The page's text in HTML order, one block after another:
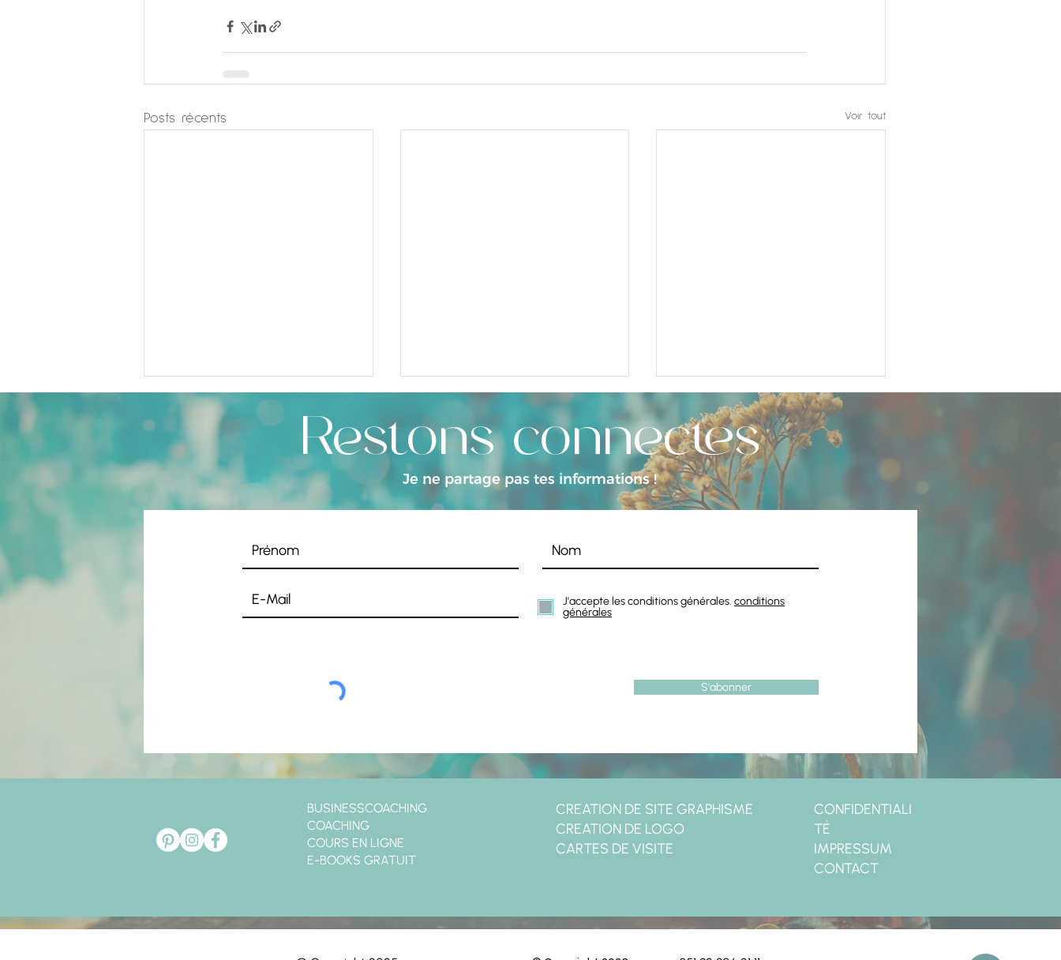
Posts récents Voir tout
CONNEXION ENTRE CORPS, ÂME ET RITUEL
INVISIBLE ENTRE VISION ET RÉALITÉ
Restons connectés
Je ne partage pas tes informations !
J'accepte les conditions générales. conditions
générales
S'abonner
BUSINESSCOACHING
COACHING
COURS EN LIGNE
E-BOOKS GRATUIT
CREATION DE SITE GRAPHISME
CREATION DE LOGO
CARTES DE VISITE
CONFIDENTIALI
TÉ
IMPRESSUM
CONTACT